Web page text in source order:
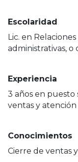
Escolaridad
Lic. en
administrativas, o
Experiencia
3 años en puesto
ventas y
Conocimientos
Cierre de ventas